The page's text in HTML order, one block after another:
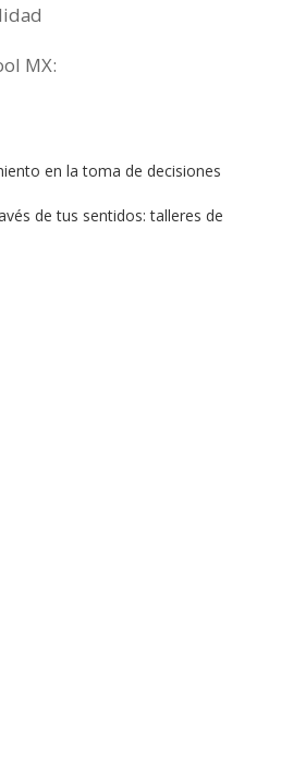
MX:
en la toma de decisiones
de tus sentidos: talleres de